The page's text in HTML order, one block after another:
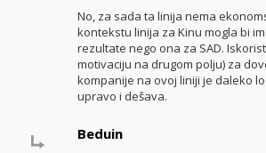
No, za sada ta linija nema
kontekstu linija za Kinu mogla bi
rezultate nego ona za SAD.
motivaciju na drugom polju) za
kompanije na ovoj liniji je daleko
upravo i dešava.
Beduin